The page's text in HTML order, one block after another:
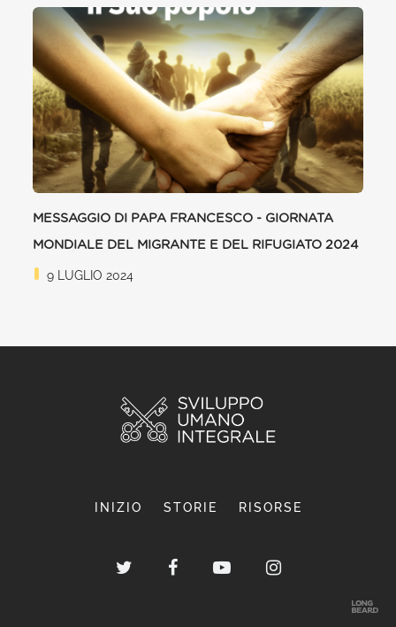
MESSAGGIO DI PAPA FRANCESCO - GIORNATA
MONDIALE DEL MIGRANTE E DEL RIFUGIATO 2024
9 LUGLIO 2024
INIZIO STORIE RISORSE